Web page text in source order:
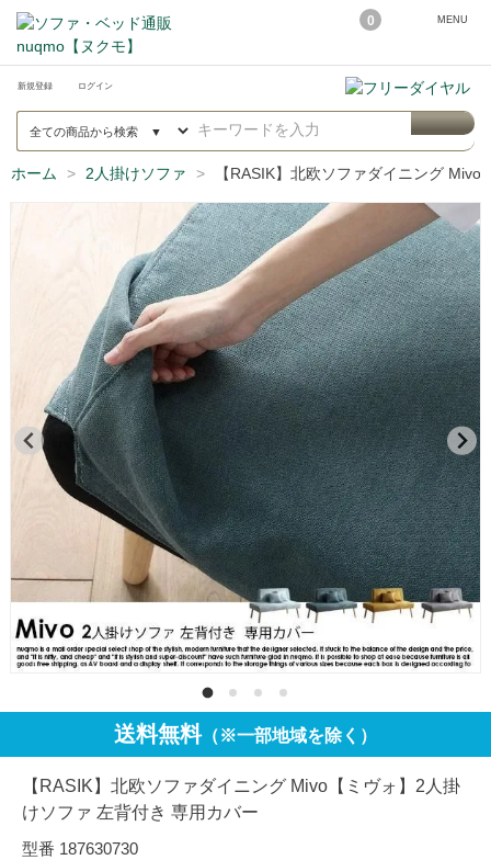
0 MENU
新規登録 ログイン
ホーム 2人掛けソファ 【RASIK】北欧ソファダイニング
送料無料（※一部地域を除く）
【RASIK】北欧ソファダイニング Mivo【ミヴォ】2人掛
けソファ 左背付き 専用カバー
型番 187630730